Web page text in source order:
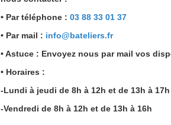
• Par téléphone : 03 88 33 01 37
• Par mail : info@bateliers.fr
• Astuce : Envoyez nous par mail vos
• Horaires :
-Lundi à jeudi de 8h à 12h et de 13h à 17h
-Vendredi de 8h à 12h et de 13h à 16h